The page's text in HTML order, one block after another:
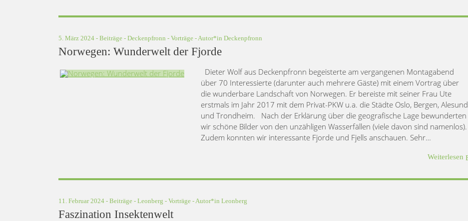
5. März 2024 - Beiträge - Deckenpfronn - Vorträge - Autor*in Deckenpfronn
Norwegen: Wunderwelt der Fjorde
Dieter Wolf aus Deckenpfronn begeisterte am vergangenen Montagabend
über 70 Interessierte (darunter auch mehrere Gäste) mit einem Vortrag über
die wunderbare Landschaft von Norwegen. Er bereiste mit seiner Frau Ute
erstmals im Jahr 2017 mit dem Privat-PKW u.a. die Städte Oslo, Bergen, Alesund
und Trondheim. Nach der Erklärung über die geografische Lage bewunderten
wir schöne Bilder von den unzähligen Wasserfällen (viele davon sind namenlos).
Zudem konnten wir interessante Fjorde und Fjells anschauen. Sehr…
Weiterlesen
11. Februar 2024 - Beiträge - Leonberg - Vorträge - Autor*in Leonberg
Faszination Insektenwelt